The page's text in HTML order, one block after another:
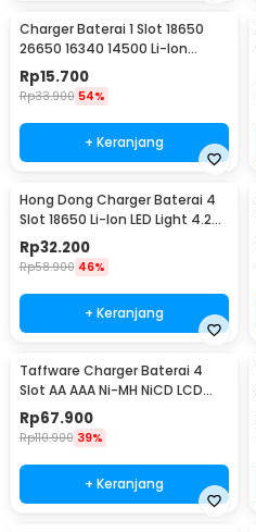
Charger Baterai 1 Slot 18650
26650 16340 14500 Li-Ion
Spring Strip - NK-205
Rp15.700
Rp33.900 54%
+ Keranjang
Hong Dong Charger Baterai 4
Slot 18650 Li-Ion LED Light 4.2V
1200mA - MS-404A
Rp32.200
Rp58.900 46%
+ Keranjang
Taffware Charger Baterai 4
Slot AA AAA Ni-MH NiCD LCD
Display - C903W
Rp67.900
Rp110.900 39%
+ Keranjang